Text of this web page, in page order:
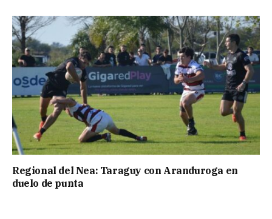
Regional del Nea: Taraguy con Aranduroga en
duelo de punta